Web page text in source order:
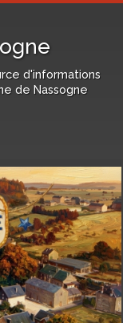
d'informations
de Nassogne